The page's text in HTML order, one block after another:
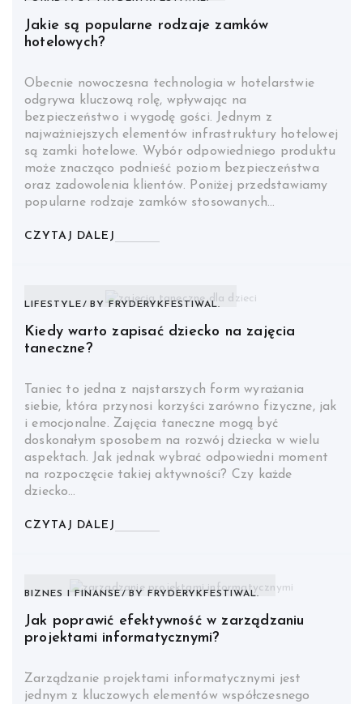
Jakie są popularne rodzaje zamków
hotelowych?
Obecnie nowoczesna technologia w hotelarstwie
odgrywa kluczową rolę, wpływając na
bezpieczeństwo i wygodę gości. Jednym z
najważniejszych elementów infrastruktury hotelowej
są zamki hotelowe. Wybór odpowiedniego produktu
może znacząco podnieść poziom bezpieczeństwa
oraz zadowolenia klientów. Poniżej przedstawiamy
popularne rodzaje zamków stosowanych…
CZYTAJ DALEJ
LIFESTYLE BYFRYDERYKFESTIWAL.
Kiedy warto zapisać dziecko na zajęcia
taneczne?
Taniec to jedna z najstarszych form wyrażania
siebie, która przynosi korzyści zarówno fizyczne, jak
i emocjonalne. Zajęcia taneczne mogą być
doskonałym sposobem na rozwój dziecka w wielu
aspektach. Jak jednak wybrać odpowiedni moment
na rozpoczęcie takiej aktywności? Czy każde
dziecko…
CZYTAJ DALEJ
BIZNES I FINANSE BY FRYDERYKFESTIWAL.
Jak poprawić efektywność w zarządzaniu
projektami informatycznymi?
Zarządzanie projektami informatycznymi jest
jednym z kluczowych elementów współczesnego